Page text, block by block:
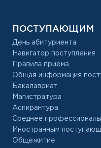
ПОСТУПАЮЩИМ
День абитуриента
Навигатор поступления
Правила приёма
Общая информация
Бакалавриат
Магистратура
Аспирантура
Среднее
Иностранным
Общежитие